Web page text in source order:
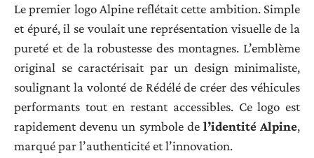
Le premier logo Alpine reflétait cette ambition. Simple
et épuré, il se voulait une représentation visuelle de la
pureté et de la robustesse des montagnes. L’emblème
original se caractérisait par un design minimaliste,
soulignant la volonté de Rédélé de créer des véhicules
performants tout en restant accessibles. Ce logo est
rapidement devenu un symbole de l’identité Alpine,
marqué par l’authenticité et l’innovation.